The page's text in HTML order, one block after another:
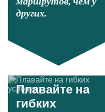
других.
Плавайте на
гибких